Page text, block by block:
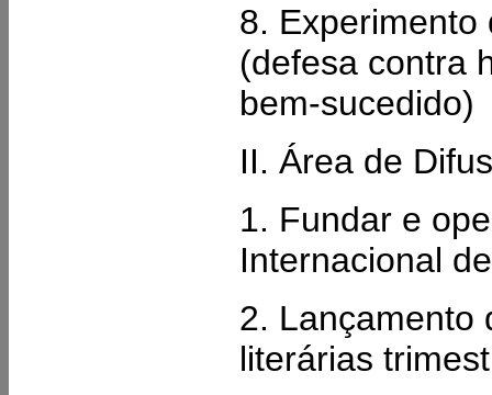
8. Experimento
(defesa contra
bem-sucedido)
II. Área de
1. Fundar e
Internacional
2. Lançamento
literárias